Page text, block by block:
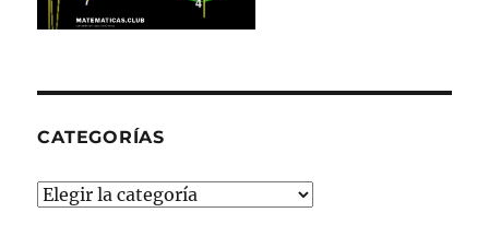
CATEGORÍAS
Categorías